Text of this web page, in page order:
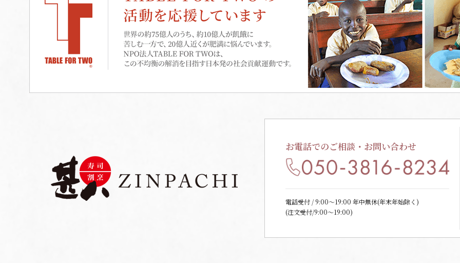
お電話でのご相談・お問い合わせ
電話受付 / 9:00〜19:00 年中無休(年末年始除く)
(注文受付/9:00～19:00)